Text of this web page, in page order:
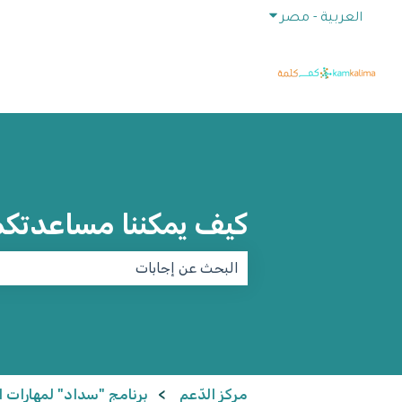
العربية - مصر إظهار القائمة الفرعية للترجمات
كيف يمكننا
مركز الدّعم برنامج "سداد" لمهارات